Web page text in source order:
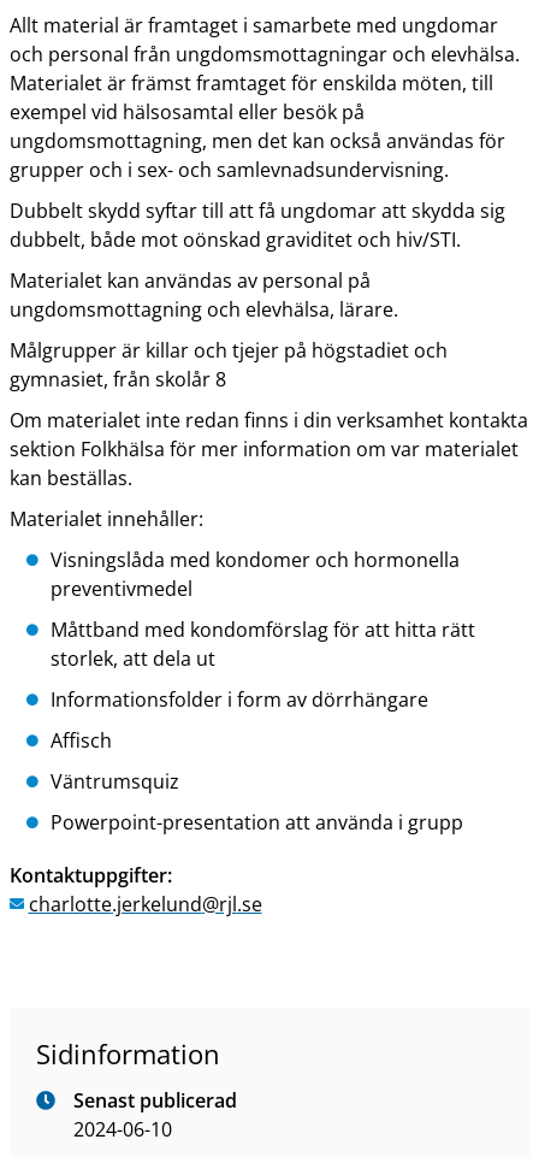
Allt material är framtaget i samarbete med ungdomar
och personal från ungdomsmottagningar och elevhälsa.
Materialet är främst framtaget för enskilda möten, till
exempel vid hälsosamtal eller besök på
ungdomsmottagning, men det kan också användas för
grupper och i sex- och samlevnadsundervisning.
Dubbelt skydd syftar till att få ungdomar att skydda sig
dubbelt, både mot oönskad graviditet och hiv/STI.
Materialet kan användas av personal på
ungdomsmottagning och elevhälsa, lärare.
Målgrupper är killar och tjejer på högstadiet och
gymnasiet, från skolår 8
Om materialet inte redan finns i din verksamhet kontakta
sektion Folkhälsa för mer information om var materialet
kan beställas.
Materialet innehåller:
Visningslåda med kondomer och hormonella
preventivmedel
Måttband med kondomförslag för att hitta rätt
storlek, att dela ut
Informationsfolder i form av dörrhängare
Affisch
Väntrumsquiz
Powerpoint-presentation att använda i grupp
Kontaktuppgifter:
charlotte.jerkelund@rjl.se
Sidinformation
Senast publicerad
2024-06-10